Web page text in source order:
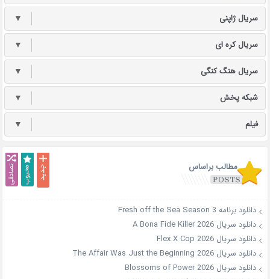
سریال ژاپنی ▼
سریال کره ای ▼
سریال هنگ کنگی ▼
شبکه پخش ▼
فیلم ▼
مطالب براساس
دانلود برنامه Fresh off the Sea Season 3
دانلود سریال A Bona Fide Killer 2026
دانلود سریال Flex X Cop 2026
دانلود سریال The Affair Was Just the Beginning 2026
دانلود سریال Blossoms of Power 2026